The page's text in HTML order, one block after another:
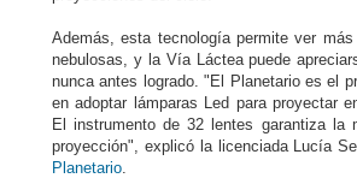
Además, esta tecnología permite ver
nebulosas, y la Vía Láctea puede
nunca antes logrado. "El Planetario es el
en adoptar lámparas Led para proyectar
El instrumento de 32 lentes garantiza la
proyección", explicó la licenciada Lucía
Planetario.